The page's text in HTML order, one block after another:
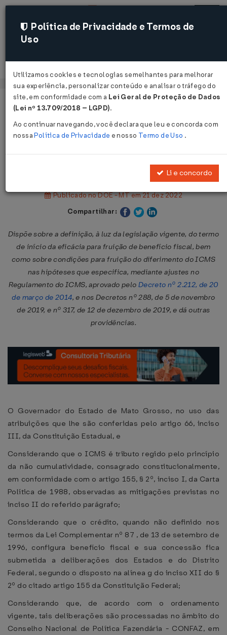
Acessar
Página Inicial
Legislações
Decreto Nº 1577 DE 20/12/2022
Publicado no DOE - MT em 21 dez 2022
Compartilhar:
Dispõe sobre a definição, à luz da legislação vigente, do termo
de início da eficácia para fruição de benefício fiscal, bem
como sobre condições para fruição do diferimento do ICMS
nas hipóteses que especifica, mediante ajustes no
Regulamento do ICMS, aprovado pelo Decreto nº 2.212, de 20
de março de 2014, e nos Decretos nº 288, de 5 de novembro
de 2019, e nº 317, de 12 de dezembro de 2019, e dá outras
providências.
O Governador do Estado de Mato Grosso, no uso das
atribuições que lhe são conferidas pelo artigo 66, inciso
III, da Constituição Estadual, e
Considerando que o ICMS é tributo regido pelo princípio
da não cumulatividade, consagrado constitucionalmente,
em conformidade com o artigo 155, § 2º, inciso I, da Carta
Política de 1988, observadas as mitigações previstas no
inciso II do referido parágrafo;
Considerando que o crédito, quando não definido nos
termos da Lei Complementar nº 87 , de 13 de setembro de
1996, configura benefício fiscal e sua concessão fica
submetida a deliberações dos Estados e do Distrito
Federal, segundo o disposto na alínea g do inciso XII do §
2º do citado artigo 155 da Constituição Federal;
Considerando que, de acordo com o ordenamento
vigente, tais deliberações são processadas no âmbito do
Conselho Nacional de Política Fazendária - CONFAZ, em
Política de Privacidade e Termos de
Uso
Utilizamos cookies e tecnologias semelhantes para melhorar
sua experiência, personalizar conteúdo e analisar o tráfego do
site, em conformidade com a Lei Geral de Proteção de Dados
(Lei nº 13.709/2018 – LGPD).
Ao continuar navegando, você declara que leu e concorda com
nossaPolítica de Privacidade e nosso Termo de Uso .
Li e concordo